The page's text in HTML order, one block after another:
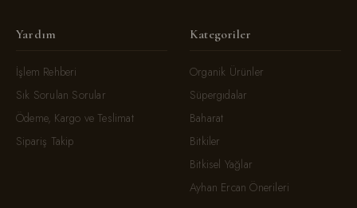
Yardım
İşlem Rehberi
Sık Sorulan Sorular
Ödeme, Kargo ve Teslimat
Sipariş Takip
Kategoriler
Organik Ürünler
Süpergıdalar
Baharat
Bitkiler
Bitkisel Yağlar
Ayhan Ercan Önerileri